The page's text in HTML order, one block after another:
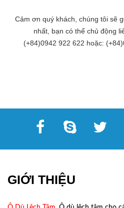
Cảm ơn quý khách, chúng tôi sẽ
nhất, bạn có thể chủ động
(+84)0942 922 622 hoặc:
GIỚI THIỆU